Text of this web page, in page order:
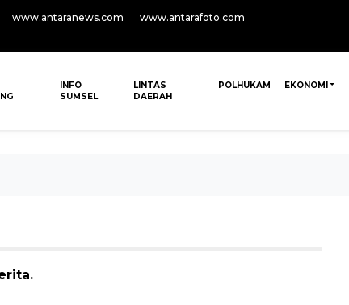
www.antaranews.com www.antarafoto.com
INFO
SUMSEL
LINTAS
DAERAH
POLHUKAM EKONOMI